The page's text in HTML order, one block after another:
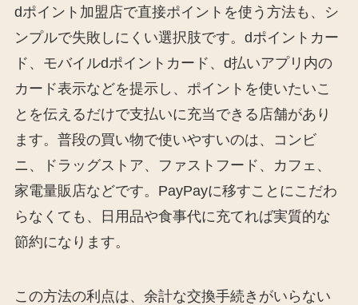
dポイント加盟店で直接ポイントを使う方法も、シ
ンプルで失敗しにくい選択肢です。dポイントカー
ド、モバイルdポイントカード、d払いアプリ内の
カード表示などを提示し、ポイントを使いたいこ
とを伝えるだけで支払いに充当できる店舗があり
ます。普段の買い物で使いやすいのは、コンビ
ニ、ドラッグストア、ファストフード、カフェ、
家電量販店などです。PayPayに移すことにこだわ
らなくても、日用品や食事代に充てれば実質的な
節約になります。
この方法の利点は、余計な交換手続きがいらない